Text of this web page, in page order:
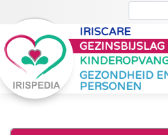
IRISCARE
GEZINSBIJSLAG
GEZONDHEID
PERSONEN